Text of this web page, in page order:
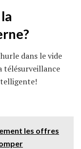
dans le vide
télésurveillance
les offres